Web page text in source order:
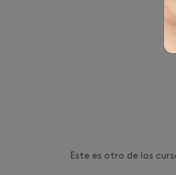
Este es otro de los